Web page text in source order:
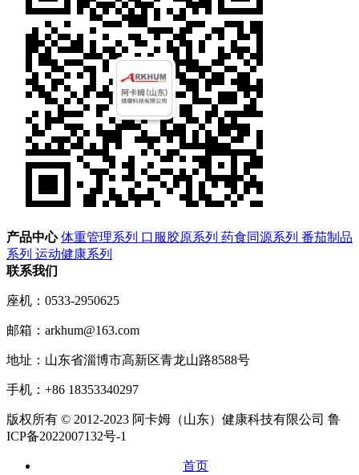
产品中心 体重管理系列 口服胶原系列 药食同源系列 番茄制品
系列 运动健康系列
联系我们
座机：0533-2950625
邮箱：arkhum@163.com
地址：山东省淄博市高新区青龙山路8588号
手机：+86 18353340297
版权所有 © 2012-2023 阿卡姆（山东）健康科技有限公司 鲁
ICP备2022007132号-1
首页